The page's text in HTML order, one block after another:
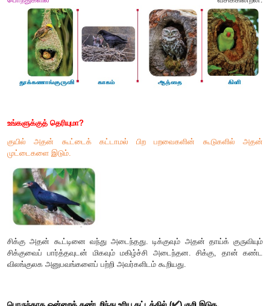
கோடுகள்காணப்படும். சில புலிகள் வெள்ளை நிறத்திலும்